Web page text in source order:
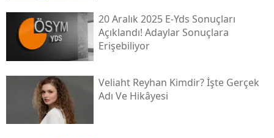
20 Aralık 2025 E-Yds Sonuçları
Açıklandı! Adaylar Sonuçlara
Erişebiliyor
Veliaht Reyhan Kimdir? İşte Gerçek
Adı Ve Hikâyesi